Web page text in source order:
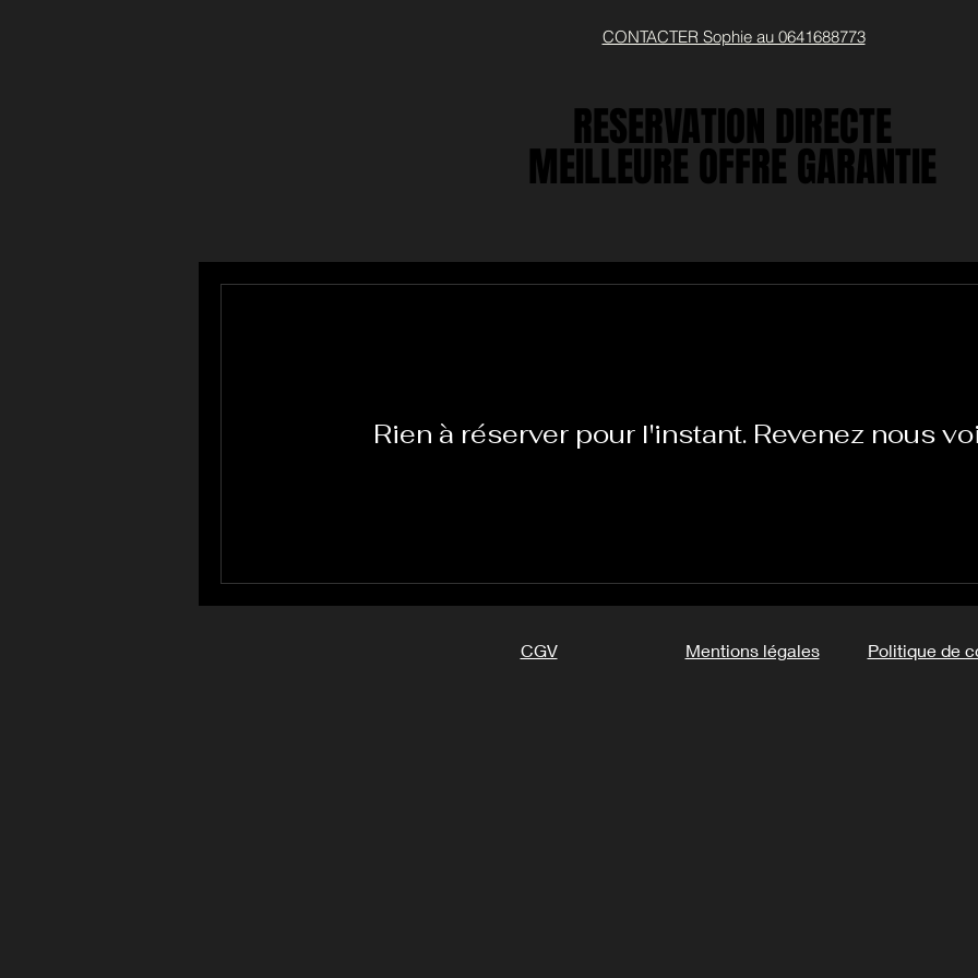
CONTACTER Sophie au 0641688773
RESERVATION DIRECTE
MEILLEURE OFFRE GARANTIE
RESERVATION DIRECTE
MEILLEURE OFFRE GARANTIE
Rien à réserver pour l'instant. Revenez nous
CGV Mentions légales Politique de